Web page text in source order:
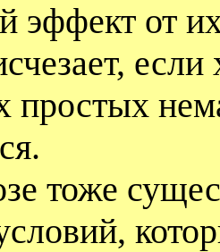
эффект от
если
простых
тоже